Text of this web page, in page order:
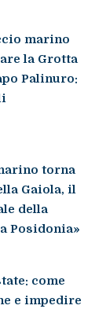
marino
la Grotta
Palinuro:
torna
Gaiola, il
della
Posidonia»
come
e impedire